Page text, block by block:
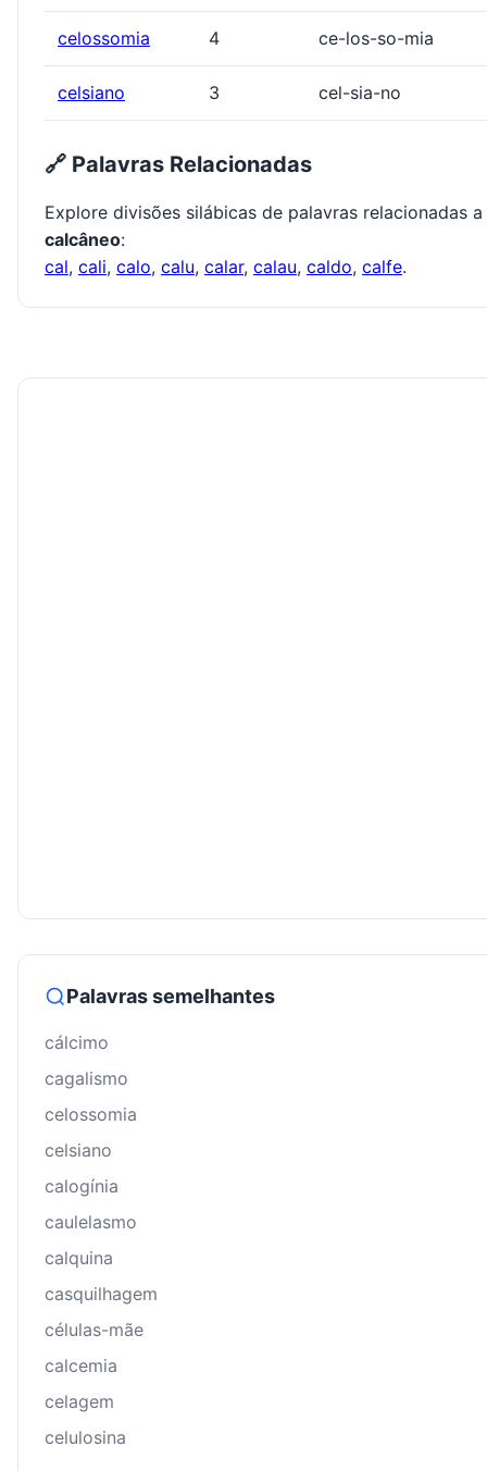
celossomia 4 ce-los-so-mia
celsiano 3 cel-sia-no
🔗 Palavras Relacionadas
Explore divisões silábicas de palavras relacionadas a
calcâneo:
cal, cali, calo, calu, calar, calau, caldo, calfe.
Palavras semelhantes
cálcimo
cagalismo
celossomia
celsiano
calogínia
caulelasmo
calquina
casquilhagem
células-mãe
calcemia
celagem
celulosina